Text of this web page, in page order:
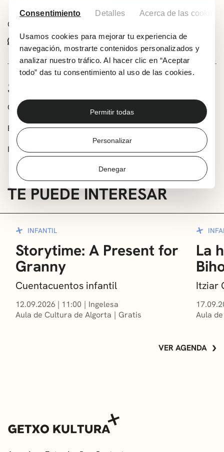
Consentimiento Detalles Acerca de las cookies
Usamos cookies para mejorar tu experiencia de
navegación, mostrarte contenidos personalizados y
analizar nuestro tráfico. Al hacer clic en “Aceptar
todo” das tu consentimiento al uso de las cookies.
Permitir todas
Personalizar
Denegar
Comparte este evento:
Whatsapp
Facebook X
SOBRE LA ACTIVIDAD
Organiza: KIDS&US Algorta-Getxo
Edad: 3-7 años
Inscripción: getxo@kidsandus.es / algorta@kidsandus.es
TE PUEDE INTERESAR
INFANTIL
Storytime: A Present for
Granny
Cuentacuentos infantil
12.09.2026 | 11:00
Ingelesa
Aula de Cultura de Algorta
Gratis
La
Itziar
Aula
VER AGENDA